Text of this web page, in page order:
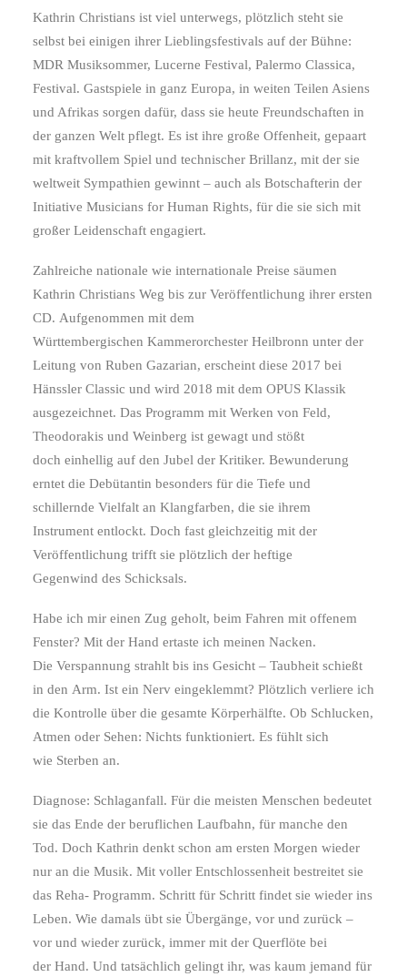
Kathrin Christians ist viel unterwegs, plötzlich steht sie
selbst bei einigen ihrer Lieblingsfestivals auf der Bühne:
MDR Musiksommer, Lucerne Festival, Palermo Classica,
Festival. Gastspiele in ganz Europa, in weiten Teilen Asiens
und Afrikas sorgen dafür, dass sie heute Freundschaften in
der ganzen Welt pflegt. Es ist ihre große Offenheit, gepaart
mit kraftvollem Spiel und technischer Brillanz, mit der sie
weltweit Sympathien gewinnt – auch als Botschafterin der
Initiative Musicians for Human Rights, für die sie sich mit
großer Leidenschaft engagiert.
Zahlreiche nationale wie internationale Preise säumen
Kathrin Christians Weg bis zur Veröffentlichung ihrer ersten
CD. Aufgenommen mit dem
Württembergischen Kammerorchester Heilbronn unter der
Leitung von Ruben Gazarian, erscheint diese 2017 bei
Hänssler Classic und wird 2018 mit dem OPUS Klassik
ausgezeichnet. Das Programm mit Werken von Feld,
Theodorakis und Weinberg ist gewagt und stößt
doch einhellig auf den Jubel der Kritiker. Bewunderung
erntet die Debütantin besonders für die Tiefe und
schillernde Vielfalt an Klangfarben, die sie ihrem
Instrument entlockt. Doch fast gleichzeitig mit der
Veröffentlichung trifft sie plötzlich der heftige
Gegenwind des Schicksals.
Habe ich mir einen Zug geholt, beim Fahren mit offenem
Fenster? Mit der Hand ertaste ich meinen Nacken.
Die Verspannung strahlt bis ins Gesicht – Taubheit schießt
in den Arm. Ist ein Nerv eingeklemmt? Plötzlich verliere ich
die Kontrolle über die gesamte Körperhälfte. Ob Schlucken,
Atmen oder Sehen: Nichts funktioniert. Es fühlt sich
wie Sterben an.
Diagnose: Schlaganfall. Für die meisten Menschen bedeutet
sie das Ende der beruflichen Laufbahn, für manche den
Tod. Doch Kathrin denkt schon am ersten Morgen wieder
nur an die Musik. Mit voller Entschlossenheit bestreitet sie
das Reha- Programm. Schritt für Schritt findet sie wieder ins
Leben. Wie damals übt sie Übergänge, vor und zurück –
vor und wieder zurück, immer mit der Querflöte bei
der Hand. Und tatsächlich gelingt ihr, was kaum jemand für